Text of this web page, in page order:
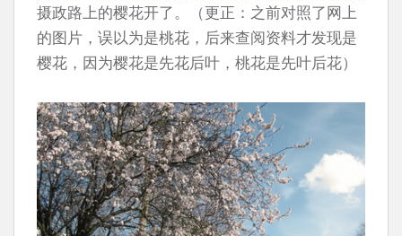
摄政路上的樱花开了。（更正：之前对照了网上
的图片，误以为是桃花，后来查阅资料才发现是
樱花，因为樱花是先花后叶，桃花是先叶后花）